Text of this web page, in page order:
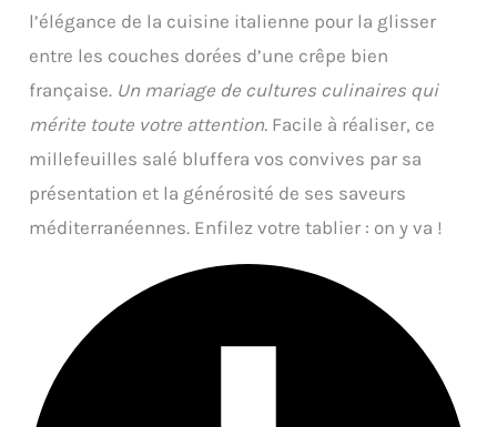
l’élégance de la cuisine italienne pour la glisser
entre les couches dorées d’une crêpe bien
française. Un mariage de cultures culinaires qui
mérite toute votre attention. Facile à réaliser, ce
millefeuilles salé bluffera vos convives par sa
présentation et la générosité de ses saveurs
méditerranéennes. Enfilez votre tablier : on y va !